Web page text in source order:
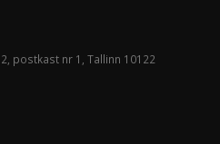
postkast nr 1, Tallinn 10122